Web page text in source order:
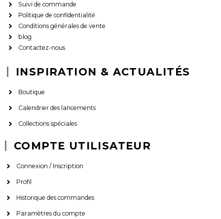
Suivi de commande
Politique de confidentialité
Conditions générales de vente
blog
Contactez-nous
INSPIRATION & ACTUALITÉS
Boutique
Calendrier des lancements
Collections spéciales
COMPTE UTILISATEUR
Connexion / Inscription
Profil
Historique des commandes
Paramètres du compte